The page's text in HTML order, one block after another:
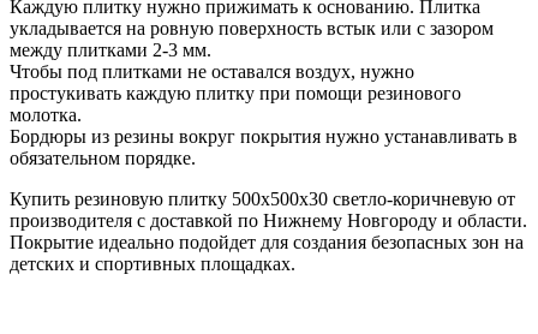
Каждую плитку нужно прижимать к основанию. Плитка
укладывается на ровную поверхность встык или с зазором
между плитками 2-3 мм.
Чтобы под плитками не оставался воздух, нужно
простукивать каждую плитку при помощи резинового
молотка.
Бордюры из резины вокруг покрытия нужно устанавливать в
обязательном порядке.
Купить резиновую плитку 500х500х30 светло-коричневую от
производителя с доставкой по Нижнему Новгороду и области.
Покрытие идеально подойдет для создания безопасных зон на
детских и спортивных площадках.